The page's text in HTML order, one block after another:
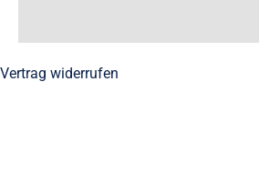
Vertrag widerrufen